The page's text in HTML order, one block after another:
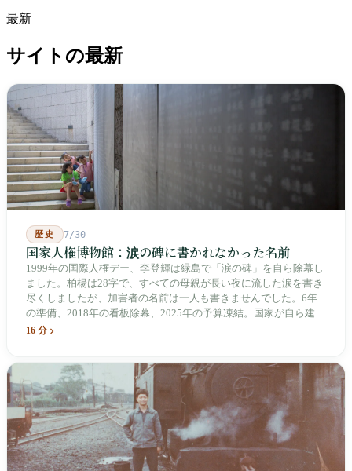
最新
サイトの最新
歴史 7/30
国家人権博物館：涙の碑に書かれなかった名前
1999年の国際人権デー、李登輝は緑島で「涙の碑」を自ら除幕し
ました。柏楊は28字で、すべての母親が長い夜に流した涙を書き
尽くしましたが、加害者の名前は一人も書きませんでした。6年
の準備、2018年の看板除幕、2025年の予算凍結。国家が自ら建
て、自らが行ったことを記念する博物館です。しかし解厳から39
16 分